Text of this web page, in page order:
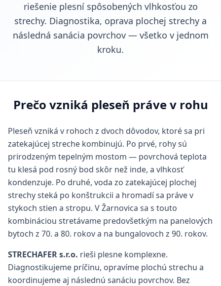
riešenie plesní spôsobených vlhkosťou zo
strechy. Diagnostika, oprava plochej strechy a
následná sanácia povrchov — všetko v jednom
kroku.
Prečo vzniká pleseň práve v rohu
Pleseň vzniká v rohoch z dvoch dôvodov, ktoré sa pri
zatekajúcej streche kombinujú. Po prvé, rohy sú
prirodzeným tepelným mostom — povrchová teplota
tu klesá pod rosný bod skôr než inde, a vlhkosť
kondenzuje. Po druhé, voda zo zatekajúcej plochej
strechy steká po konštrukcii a hromadí sa práve v
stykoch stien a stropu. V Žarnovica sa s touto
kombináciou stretávame predovšetkým na panelových
bytoch z 70. a 80. rokov a na bungalovoch z 90. rokov.
STRECHAFER s.r.o. rieši plesne komplexne.
Diagnostikujeme príčinu, opravíme plochú strechu a
koordinujeme aj následnú sanáciu povrchov. Bez